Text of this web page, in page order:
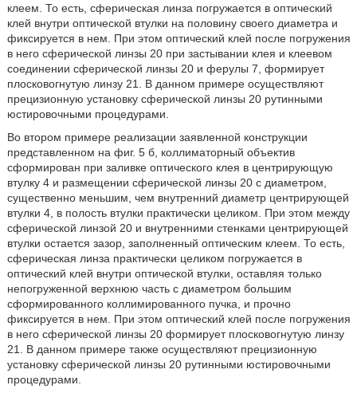
клеем. То есть, сферическая линза погружается в оптический
клей внутри оптической втулки на половину своего диаметра и
фиксируется в нем. При этом оптический клей после погружения
в него сферической линзы 20 при застывании клея и клеевом
соединении сферической линзы 20 и ферулы 7, формирует
плосковогнутую линзу 21. В данном примере осуществляют
прецизионную установку сферической линзы 20 рутинными
юстировочными процедурами.
Во втором примере реализации заявленной конструкции
представленном на фиг. 5 б, коллиматорный объектив
сформирован при заливке оптического клея в центрирующую
втулку 4 и размещении сферической линзы 20 с диаметром,
существенно меньшим, чем внутренний диаметр центрирующей
втулки 4, в полость втулки практически целиком. При этом между
сферической линзой 20 и внутренними стенками центрирующей
втулки остается зазор, заполненный оптическим клеем. То есть,
сферическая линза практически целиком погружается в
оптический клей внутри оптической втулки, оставляя только
непогруженной верхнюю часть с диаметром большим
сформированного коллимированного пучка, и прочно
фиксируется в нем. При этом оптический клей после погружения
в него сферической линзы 20 формирует плосковогнутую линзу
21. В данном примере также осуществляют прецизионную
установку сферической линзы 20 рутинными юстировочными
процедурами.